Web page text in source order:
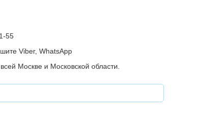
55
Viber, WhatsApp
Москве и Московской области.